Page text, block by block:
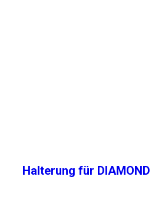
Halterung für